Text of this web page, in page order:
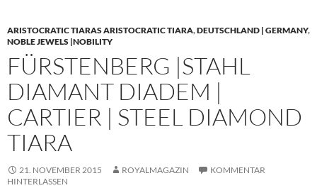
ARISTOCRATIC TIARAS ARISTOCRATIC TIARA,DEUTSCHLAND | GERMANY,
NOBLE JEWELS |NOBILITY
FÜRSTENBERG |STAHL
DIAMANT DIADEM |
CARTIER | STEEL DIAMOND
TIARA
21. NOVEMBER 2015 ROYALMAGAZIN
KOMMENTAR
HINTERLASSEN